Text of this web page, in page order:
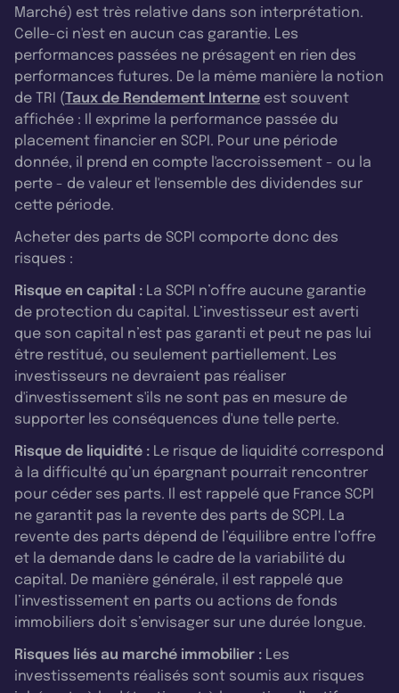
Marché) est très relative dans son interprétation.
Celle-ci n'est en aucun cas garantie. Les
performances passées ne présagent en rien des
performances futures. De la même manière la notion
de TRI (Taux de Rendement Interne est souvent
affichée : Il exprime la performance passée du
placement financier en SCPI. Pour une période
donnée, il prend en compte l'accroissement - ou la
perte - de valeur et l'ensemble des dividendes sur
cette période.
Acheter des parts de SCPI comporte donc des
risques :
Risque en capital : La SCPI n’offre aucune garantie
de protection du capital. L’investisseur est averti
que son capital n’est pas garanti et peut ne pas lui
être restitué, ou seulement partiellement. Les
investisseurs ne devraient pas réaliser
d'investissement s'ils ne sont pas en mesure de
supporter les conséquences d'une telle perte.
Risque de liquidité : Le risque de liquidité correspond
à la difficulté qu’un épargnant pourrait rencontrer
pour céder ses parts. Il est rappelé que France SCPI
ne garantit pas la revente des parts de SCPI. La
revente des parts dépend de l’équilibre entre l’offre
et la demande dans le cadre de la variabilité du
capital. De manière générale, il est rappelé que
l’investissement en parts ou actions de fonds
immobiliers doit s’envisager sur une durée longue.
Risques liés au marché immobilier : Les
investissements réalisés sont soumis aux risques